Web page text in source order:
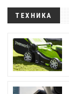
ТЕХНИКА